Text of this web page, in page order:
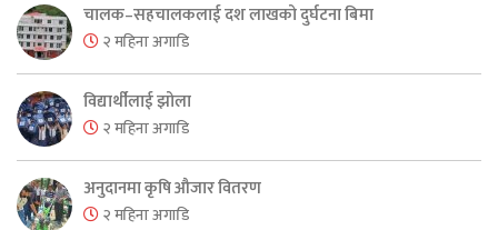
चालक–सहचालकलाई दश लाखको दुर्घटना बिमा
२ महिना अगाडि
विद्यार्थीलाई झोला
२ महिना अगाडि
अनुदानमा कृषि औजार वितरण
२ महिना अगाडि